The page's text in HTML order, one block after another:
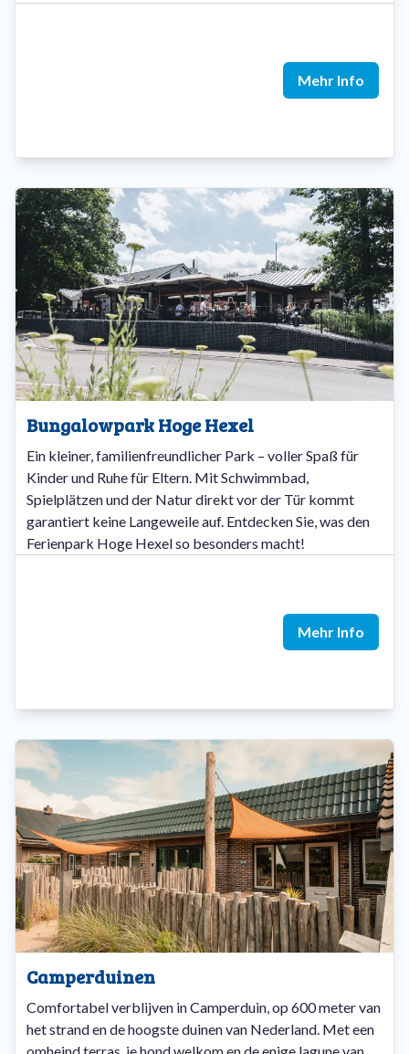
Mehr Info
Bungalowpark Hoge Hexel
Ein kleiner, familienfreundlicher Park – voller Spaß für
Kinder und Ruhe für Eltern. Mit Schwimmbad,
Spielplätzen und der Natur direkt vor der Tür kommt
garantiert keine Langeweile auf. Entdecken Sie, was den
Ferienpark Hoge Hexel so besonders macht!
Mehr Info
Camperduinen
Comfortabel verblijven in Camperduin, op 600 meter van
het strand en de hoogste duinen van Nederland. Met een